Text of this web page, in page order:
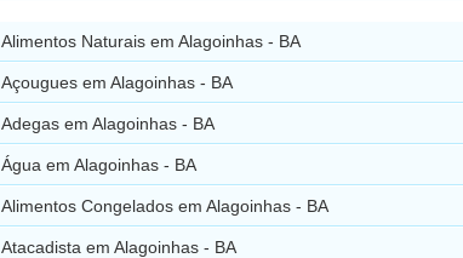
Alimentos Naturais em Alagoinhas - BA
Açougues em Alagoinhas - BA
Adegas em Alagoinhas - BA
Água em Alagoinhas - BA
Alimentos Congelados em Alagoinhas - BA
Atacadista em Alagoinhas - BA